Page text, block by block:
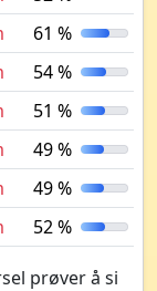
61 %
54 %
51 %
49 %
49 %
52 %
prøver å si